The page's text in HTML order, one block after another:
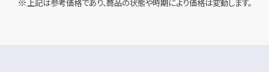
上記は参考価格であり、商品の状態や時期により価格は変動します。